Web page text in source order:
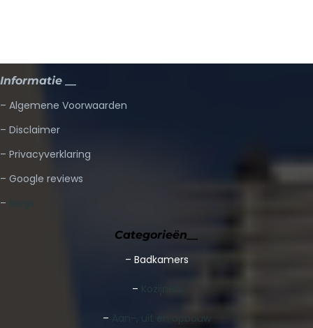
Informatie __
– Algemene Voorwaarden
– Disclaimer
– Privacyverklaring
– Google reviews
–
Categorieën__
– Badkamers
–
– Aan-, uit en opbouw